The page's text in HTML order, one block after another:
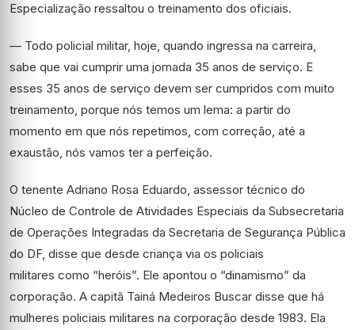
Especialização ressaltou o treinamento dos oficiais.
— Todo policial militar, hoje, quando ingressa na carreira,
sabe que vai cumprir uma jornada 35 anos de serviço. E
esses 35 anos de serviço devem ser cumpridos com muito
treinamento, porque nós temos um lema: a partir do
momento em que nós repetimos, com correção, até a
exaustão, nós vamos ter a perfeição.
O tenente Adriano Rosa Eduardo, assessor técnico do
Núcleo de Controle de Atividades Especiais da Subsecretaria
de Operações Integradas da Secretaria de Segurança Pública
do DF, disse que desde criança via os policiais
militares como “heróis”. Ele apontou o “dinamismo” da
corporação. A capitã Tainá Medeiros Buscar disse que há
mulheres policiais militares na corporação desde 1983. Ela